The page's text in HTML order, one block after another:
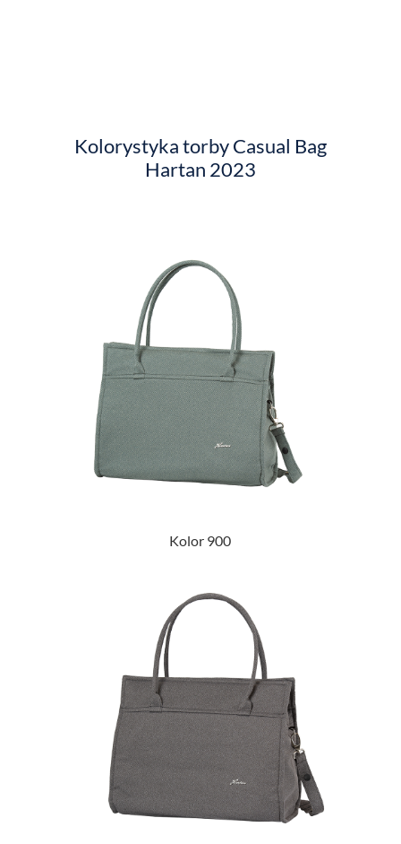
Kolorystyka torby Casual Bag
Hartan 2023
Kolor 900